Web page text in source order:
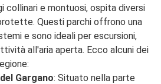
collinari e montuosi, ospita diversi
Questi parchi offrono una
e sono ideali per escursioni,
all'aria aperta. Ecco alcuni dei
Gargano: Situato nella parte